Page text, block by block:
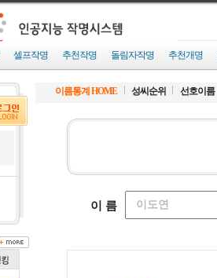
셀프작명 추천작명 돌림자작명 추천개명
이름통계 HOME 성씨순위 선호이름